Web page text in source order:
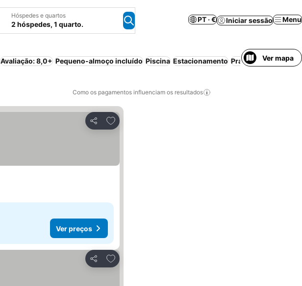
Hóspedes e quartos
2 hóspedes, 1 quarto.
PT · € Iniciar sessão Menu
Avaliação: 8,0+ Pequeno-almoço incluído Piscina Estacionamento Praia Aparthotel
Ver mapa
Como os pagamentos influenciam os resultados
Partilhar
Adicionar aos favoritos
Ver preços
Partilhar
Adicionar aos favoritos